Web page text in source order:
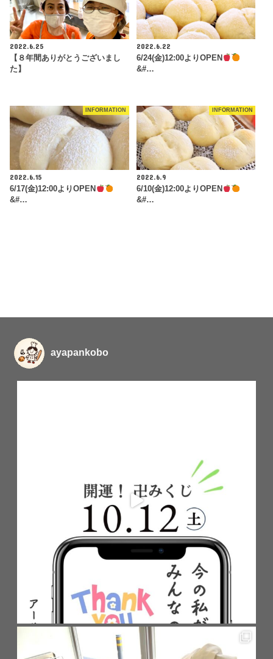
2022.6.25
【８年間ありがとうございまし
た】
2022.6.22
6/24(金)12:00よりOPEN
&#…
INFORMATION
2022.6.15
6/17(金)12:00よりOPEN
&#…
INFORMATION
2022.6.9
6/10(金)12:00よりOPEN
&#…
ayapankobo